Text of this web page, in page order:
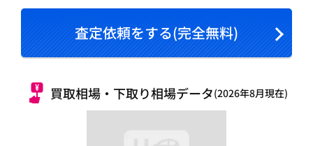
査定依頼をする(完全無料)
買取相場・下取り相場データ(2026年8月現在)